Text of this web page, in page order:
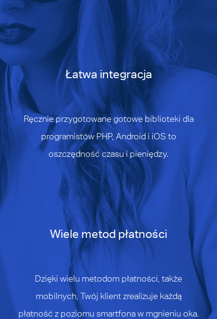
Łatwa integracja
Ręcznie przygotowane gotowe biblioteki dla
programistów PHP, Android i iOS to
oszczędność czasu i pieniędzy.
Wiele metod płatności
Dzięki wielu metodom płatności, także
mobilnych, Twój klient zrealizuje każdą
płatność z poziomu smartfona w mgnieniu oka.